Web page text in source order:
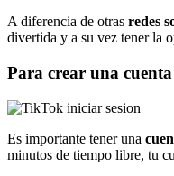
A diferencia de otras redes
divertida y a su vez tener la
Para crear una
Es importante tener una
minutos de tiempo libre, tu